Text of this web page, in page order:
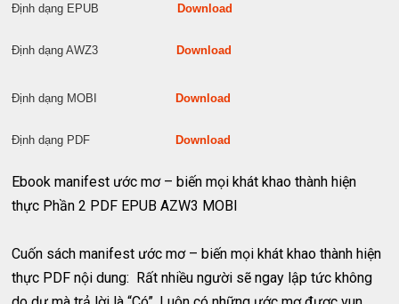
Định dạng EPUBDownload
Định dạng AWZ3Download
Định dạng MOBIDownload
Định dạng PDFDownload
Ebook manifest ước mơ – biến mọi khát khao thành hiện
thực Phần 2 PDF EPUB AZW3 MOBI
Cuốn sách manifest ước mơ – biến mọi khát khao thành hiện
thực PDF nội dung: Rất nhiều người sẽ ngay lập tức không